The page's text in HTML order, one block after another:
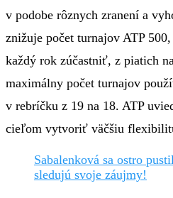
v podobe rôznych zranení a
znižuje počet turnajov ATP
každý rok zúčastniť, z piatich
maximálny počet turnajov
v rebríčku z 19 na 18. ATP
cieľom vytvoriť väčšiu
Sabalenková sa ostro
sledujú svoje záujmy!